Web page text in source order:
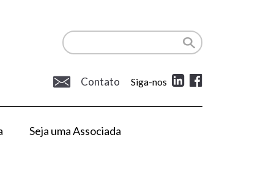
Contato Siga-nos
Seja uma Associada